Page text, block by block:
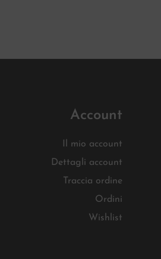
Account
Il mio account
Dettagli account
Traccia ordine
Ordini
Wishlist